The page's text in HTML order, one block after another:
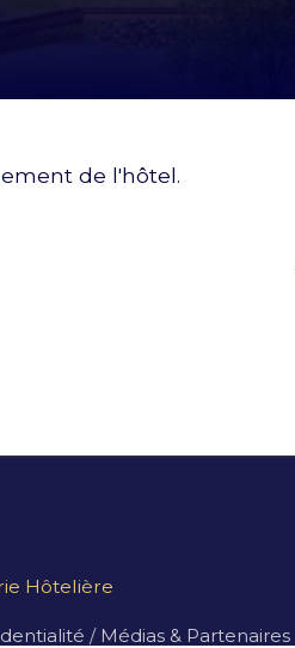
de l'hôtel.
Hôtelière
/ Médias & Partenaires